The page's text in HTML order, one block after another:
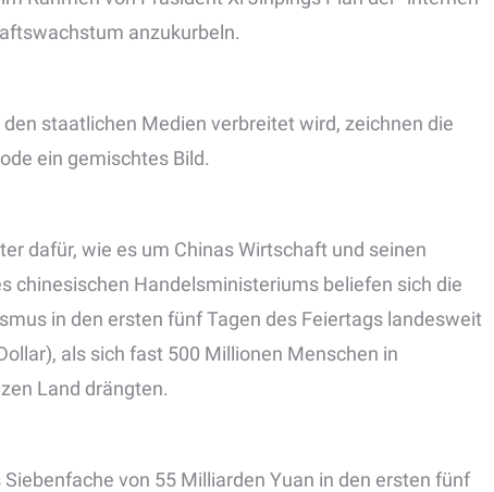
anzukurbeln.
staatlichen Medien verbreitet wird, zeichnen die
ein gemischtes Bild.
dafür, wie es um Chinas Wirtschaft und seinen
chinesischen Handelsministeriums beliefen sich die
in den ersten fünf Tagen des Feiertags landesweit
als sich fast 500 Millionen Menschen in
Land drängten.
von 55 Milliarden Yuan in den ersten fünf